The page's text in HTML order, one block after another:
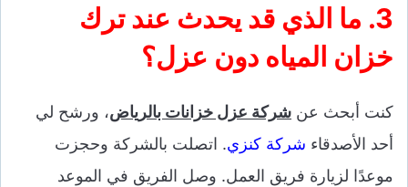
3. ما الذي قد يحدث عند ترك
خزان المياه دون عزل؟
كنت أبحث عن شركة عزل خزانات بالرياض، ورشح لي
أحد الأصدقاء شركة كنزي. اتصلت بالشركة وحجزت
موعدًا لزيارة فريق العمل. وصل الفريق في الموعد